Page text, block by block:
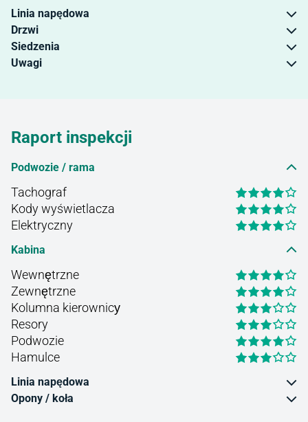
Linia napędowa
Drzwi
Siedzenia
Uwagi
Raport inspekcji
Podwozie / rama
Tachograf
Kody wyświetlacza
Elektryczny
Kabina
Wewnętrzne
Zewnętrzne
Kolumna kierownicу
Resory
Podwozie
Hamulce
Linia napędowa
Opony / koła